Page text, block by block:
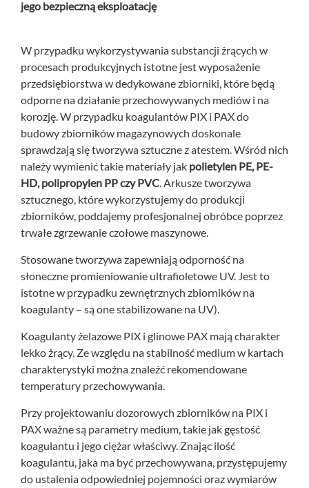
jego bezpieczną eksploatację
W przypadku wykorzystywania substancji żrących w
procesach produkcyjnych istotne jest wyposażenie
przedsiębiorstwa w dedykowane zbiorniki, które będą
odporne na działanie przechowywanych mediów i na
korozję. W przypadku koagulantów PIX i PAX do
budowy zbiorników magazynowych doskonale
sprawdzają się tworzywa sztuczne z atestem. Wśród nich
należy wymienić takie materiały jak polietylen PE, PE-
HD, polipropylen PP czy PVC. Arkusze tworzywa
sztucznego, które wykorzystujemy do produkcji
zbiorników, poddajemy profesjonalnej obróbce poprzez
trwałe zgrzewanie czołowe maszynowe.
Stosowane tworzywa zapewniają odporność na
słoneczne promieniowanie ultrafioletowe UV. Jest to
istotne w przypadku zewnętrznych zbiorników na
koagulanty – są one stabilizowane na UV).
Koagulanty żelazowe PIX i glinowe PAX mają charakter
lekko żrący. Ze względu na stabilność medium w kartach
charakterystyki można znaleźć rekomendowane
temperatury przechowywania.
Przy projektowaniu dozorowych zbiorników na PIX i
PAX ważne są parametry medium, takie jak gęstość
koagulantu i jego ciężar właściwy. Znając ilość
koagulantu, jaka ma być przechowywana, przystępujemy
do ustalenia odpowiedniej pojemności oraz wymiarów